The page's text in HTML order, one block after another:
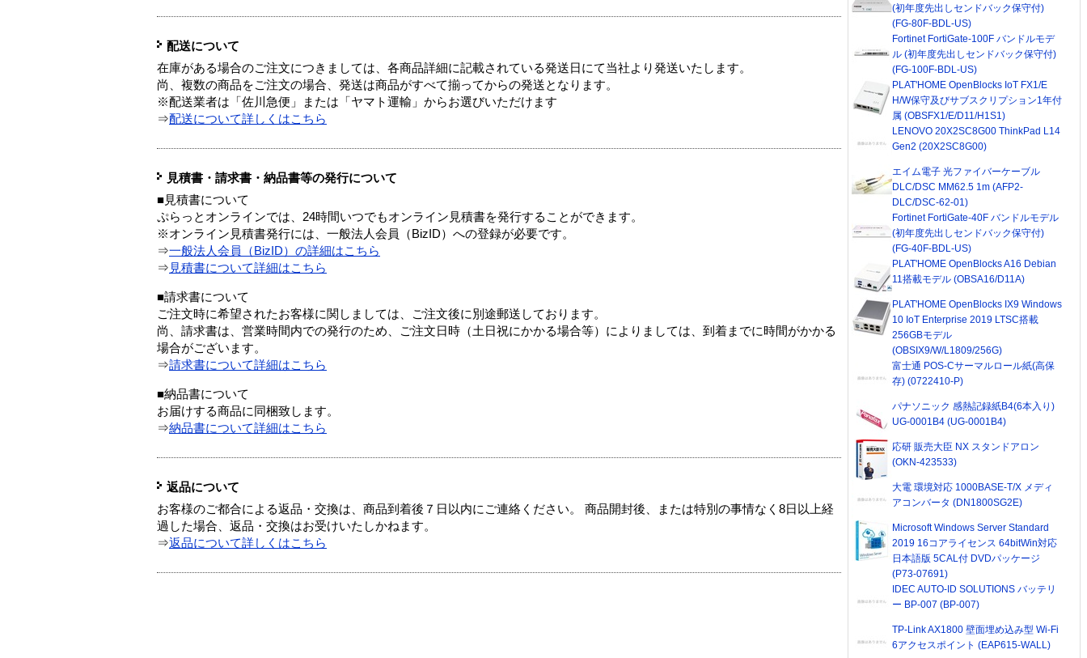
配送について
在庫がある場合のご注文につきましては、各商品詳細に記載されている発送日にて当社より発送いたします。
尚、複数の商品をご注文の場合、発送は商品がすべて揃ってからの発送となります。
※配送業者は「佐川急便」または「ヤマト運輸」からお選びいただけます
⇒配送について詳しくはこちら
見積書・請求書・納品書等の発行について
■見積書について
ぷらっとオンラインでは、24時間いつでもオンライン見積書を発行することができます。
※オンライン見積書発行には、一般法人会員（BizID）への登録が必要です。
⇒一般法人会員（BizID）の詳細はこちら
⇒ 見積書について詳細はこちら
■請求書について
ご注文時に希望されたお客様に関しましては、ご注文後に別途郵送しております。
尚、請求書は、営業時間内での発行のため、ご注文日時（土日祝にかかる場合等）によりましては、到着までに時間がかかる
場合がございます。
⇒請求書について詳細はこちら
■納品書について
お届けする商品に同梱致します。
⇒納品書について詳細はこちら
返品について
お客様のご都合による返品・交換は、商品到着後７日以内にご連絡ください。 商品開封後、または特別の事情なく8日以上経
過した場合、返品・交換はお受けいたしかねます。
⇒返品について詳しくはこちら
(初年度先出しセンドバック保守付)
(FG-80F-BDL-US)
Fortinet FortiGate-100F バンドルモデ
ル (初年度先出しセンドバック保守付)
(FG-100F-BDL-US)
PLAT'HOME OpenBlocks IoT FX1/E
H/W保守及びサブスクリプション1年付
属 (OBSFX1/E/D11/H1S1)
LENOVO 20X2SC8G00 ThinkPad L14
Gen2 (20X2SC8G00)
エイム電子 光ファイバーケーブル
DLC/DSC MM62.5 1m (AFP2-
DLC/DSC-62-01)
Fortinet FortiGate-40F バンドルモデル
(初年度先出しセンドバック保守付)
(FG-40F-BDL-US)
PLAT'HOME OpenBlocks A16 Debian
11搭載モデル (OBSA16/D11A)
PLAT'HOME OpenBlocks IX9 Windows
10 IoT Enterprise 2019 LTSC搭載
256GBモデル
(OBSIX9/W/L1809/256G)
富士通 POS-Cサーマルロール紙(高保
存) (0722410-P)
パナソニック 感熱記録紙B4(6本入り)
UG-0001B4 (UG-0001B4)
応研 販売大臣 NX スタンドアロン
(OKN-423533)
大電 環境対応 1000BASE-T/X メディ
アコンバータ (DN1800SG2E)
Microsoft Windows Server Standard
2019 16コアライセンス 64bitWin対応
日本語版 5CAL付 DVDパッケージ
(P73-07691)
IDEC AUTO-ID SOLUTIONS バッテリ
ー BP-007 (BP-007)
TP-Link AX1800 壁面埋め込み型 Wi-Fi
6アクセスポイント (EAP615-WALL)